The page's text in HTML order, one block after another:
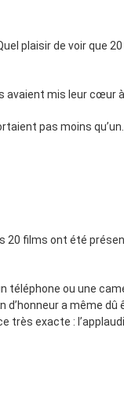
plaisir de voir que
mis leur cœur
pas moins
20 films ont été
ou une
a même
très exacte :